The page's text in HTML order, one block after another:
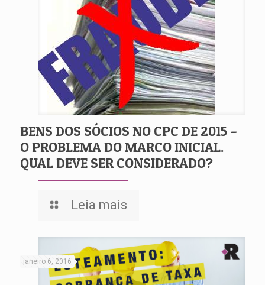
BENS DOS SÓCIOS NO CPC DE 2015 –
O PROBLEMA DO MARCO INICIAL.
QUAL DEVE SER CONSIDERADO?
Leia mais
janeiro 6, 2016